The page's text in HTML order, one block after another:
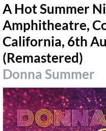
A Hot Summer
Amphitheatre,
California, 6th
(Remastered)
Donna Summer